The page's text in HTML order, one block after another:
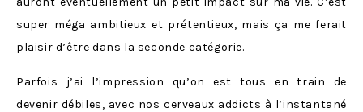
super méga ambitieux et prétentieux, mais ça me ferait
plaisir d’être dans la seconde catégorie.
Parfois j’ai l’impression qu’on est tous en train de
devenir débiles, avec nos cerveaux addicts à l’instantané